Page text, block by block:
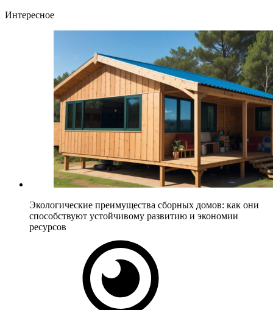
Интересное
Экологические преимущества сборных домов: как они
способствуют устойчивому развитию и экономии
ресурсов